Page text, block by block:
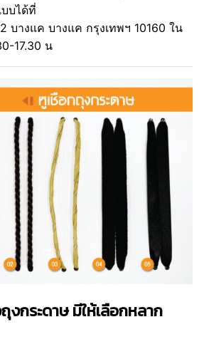
บได้ที่
บางแค บางแค กรุงเทพฯ 10160 ใน
17.30 น
งกระดาษ มีให้เลือกหลาก